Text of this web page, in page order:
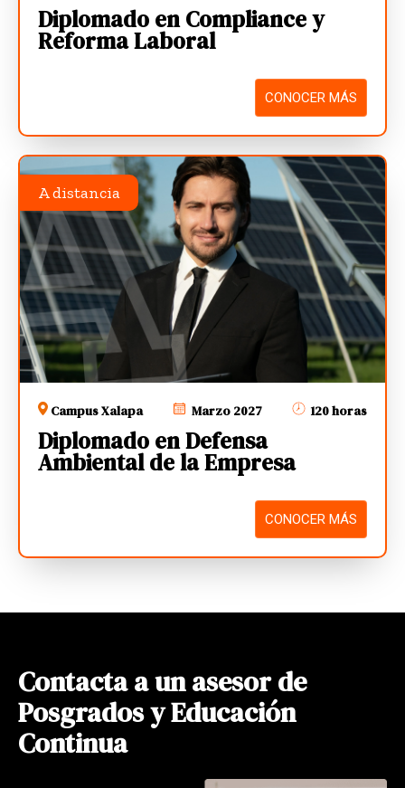
Diplomado en Compliance y
Reforma Laboral
CONOCER MÁS
A distancia
Campus Xalapa Marzo 2027 120 horas
Diplomado en Defensa
Ambiental de la Empresa
CONOCER MÁS
Contacta a un asesor de
Posgrados y Educación
Continua